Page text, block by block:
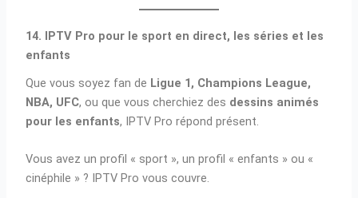
14. IPTV Pro pour le sport en direct, les séries et les
enfants
Que vous soyez fan de Ligue 1, Champions League,
NBA, UFC, ou que vous cherchiez des dessins animés
pour les enfants, IPTV Pro répond présent.
Vous avez un profil « sport », un profil « enfants » ou «
cinéphile » ? IPTV Pro vous couvre.